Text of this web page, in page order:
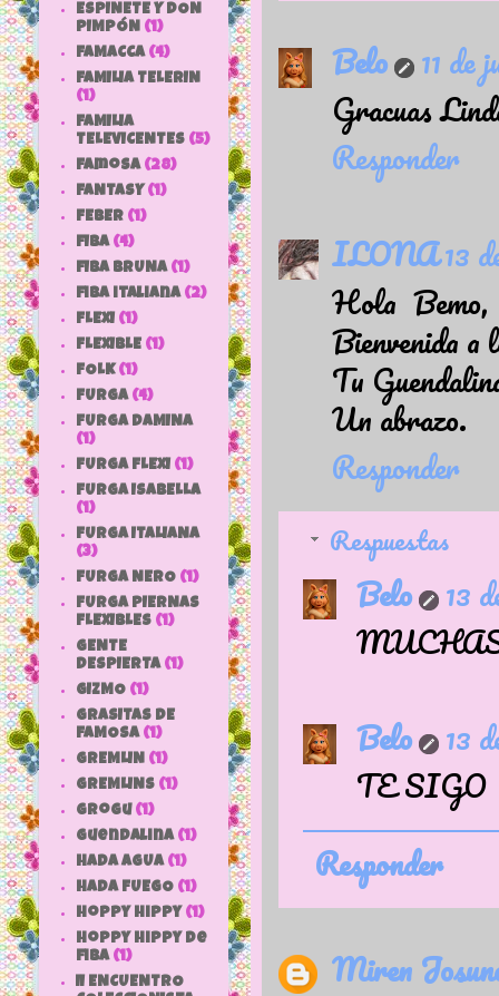
Belo
11 de
Gracuas
Responder
ILONA13
Hola
Bienvenida
Tu
Un abrazo.
Responder
Respuestas
Belo
13
Belo
13
TE SIGO
Responder
Miren
ESPINETE Y DON
PIMPÓN (1)
FAMACCA (4)
FAMILIA TELERIN
(1)
FAMILIA
TELEVICENTES (5)
Famosa (28)
FANTASY (1)
FEBER (1)
FIBA (4)
FIBA BRUNA (1)
fiba italiana (2)
FLEXI (1)
FLEXIBLE (1)
FOLK (1)
FURGA (4)
FURGA DAMINA
(1)
FURGA FLEXI (1)
FURGA ISABELLA
(1)
FURGA ITALIANA
(3)
FURGA NERO (1)
FURGA PIERNAS
FLEXIBLES (1)
GENTE
DESPIERTA (1)
GIZMO (1)
GRASITAS DE
FAMOSA (1)
GREMLIN (1)
GREMLINS (1)
grogu (1)
Guendalina (1)
HADA AGUA (1)
HADA FUEGO (1)
hoppy hippy (1)
hoppy hippy de
fiba (1)
II ENCUENTRO